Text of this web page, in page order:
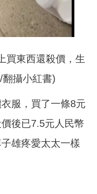
買東西還殺價，生
攝小紅書)
服，買了一條8元
後已7.5元人民幣
雄疼愛太太一樣